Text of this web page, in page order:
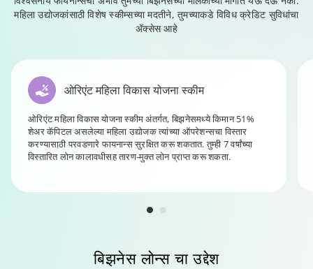
महिला उद्योजकांसाठी विशेष स्कीम्सच्या मदतीने, तुमच्याकडे विविध क्रेडिट सुविधांचा
ॲक्सेस आहे
ओरिएंट महिला विकास योजना स्कीम
ओरिएंट महिला विकास योजना स्कीम अंतर्गत, बिझनेसमध्ये किमान 51%
शेअर कॅपिटल असलेल्या महिला उद्योजक त्यांच्या ऑपरेशन्सचा विस्तार
करण्यासाठी परवडणारे फायनान्स सुरक्षित करू शकतात. तुम्ही 7 वर्षांच्या
विस्तारित लोन कालावधीसह तारण-मुक्त लोन प्राप्त करू शकता.
बिझनेस लोन्स चा उद्देश